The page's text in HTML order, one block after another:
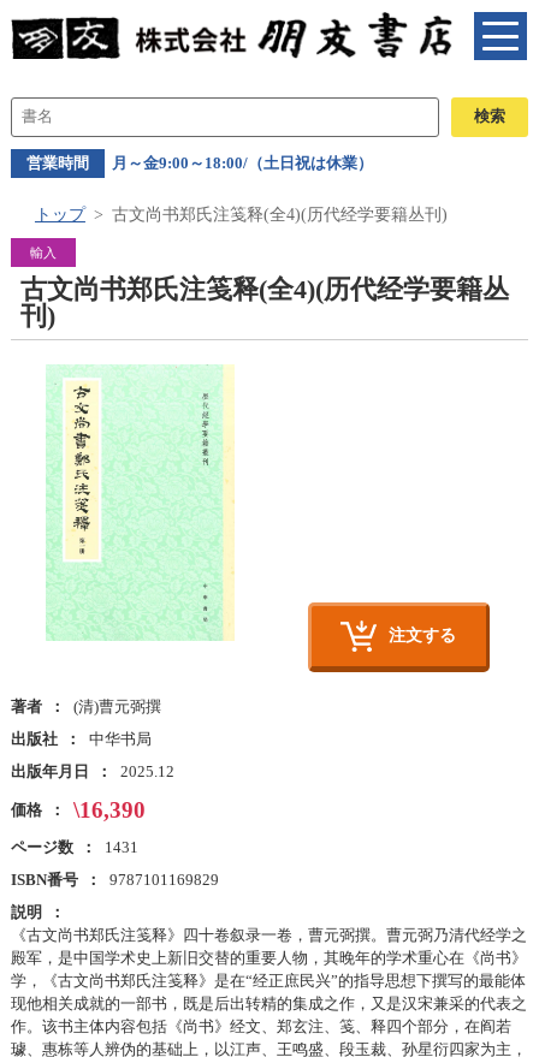
営業時間 月～金9:00～18:00/（土日祝は休業）
トップ 古文尚书郑氏注笺释(全4)(历代经学要籍丛刊)
輸入
古文尚书郑氏注笺释(全4)(历代经学要籍丛
刊)
注文する
著者
(清)曹元弼撰
出版社
中华书局
出版年月日
2025.12
価格 \16,390
ページ数
1431
ISBN番号
9787101169829
説明
《古文尚书郑氏注笺释》四十卷叙录一卷，曹元弼撰。曹元弼乃清代经学之
殿军，是中国学术史上新旧交替的重要人物，其晚年的学术重心在《尚书》
学，《古文尚书郑氏注笺释》是在“经正庶民兴”的指导思想下撰写的最能体
现他相关成就的一部书，既是后出转精的集成之作，又是汉宋兼采的代表之
作。该书主体内容包括《尚书》经文、郑玄注、笺、释四个部分，在阎若
璩、惠栋等人辨伪的基础上，以江声、王鸣盛、段玉裁、孙星衍四家为主，